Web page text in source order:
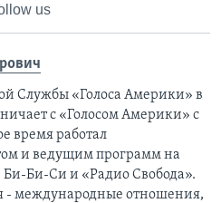
us
Службы «Голоса Америки» в
с «Голосом Америки» с
время работал
и ведущим программ на
Би-Би-Си и «Радио Свобода».
- международные отношения,